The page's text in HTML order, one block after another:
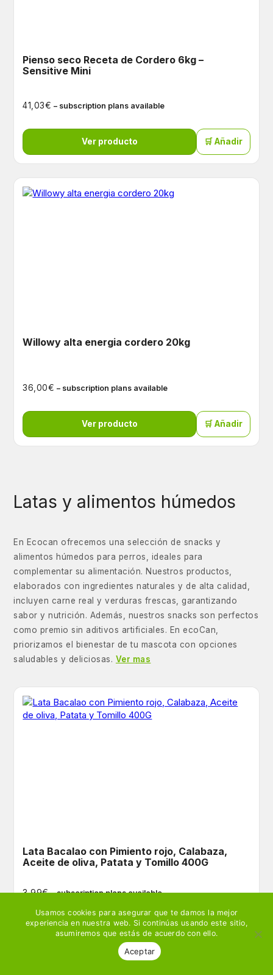
Pienso seco Receta de Cordero 6kg –
Sensitive Mini
41,03€ – subscription plans available
Ver producto 🛒 Añadir
Willowy alta energia cordero 20kg
36,00€ – subscription plans available
Ver producto 🛒 Añadir
Latas y alimentos húmedos
En Ecocan ofrecemos una selección de snacks y
alimentos húmedos para perros, ideales para
complementar su alimentación. Nuestros productos,
elaborados con ingredientes naturales y de alta calidad,
incluyen carne real y verduras frescas, garantizando
sabor y nutrición. Además, nuestros snacks son perfectos
como premio sin aditivos artificiales. En ecoCan,
priorizamos el bienestar de tu mascota con opciones
saludables y deliciosas. Ver mas
Lata Bacalao con Pimiento rojo, Calabaza,
Aceite de oliva, Patata y Tomillo 400G
3,99€ – subscription plans available
Ver producto 🛒 Añadir
Usamos cookies para asegurar que te damos la mejor
experiencia en nuestra web. Si continúas usando este sitio,
asumiremos que estás de acuerdo con ello.
Aceptar